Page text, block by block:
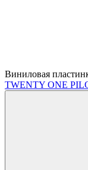
Виниловая
TWENTY ONE